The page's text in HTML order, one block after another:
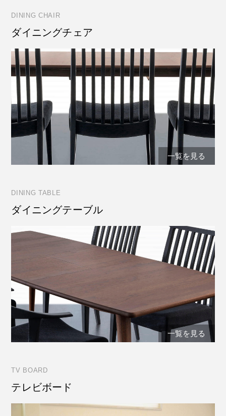
DINING CHAIR
ダイニングチェア
一覧を見る
DINING TABLE
ダイニングテーブル
一覧を見る
TV BOARD
テレビボード